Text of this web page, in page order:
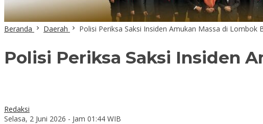
Beranda Daerah Polisi Periksa Saksi Insiden Amukan Massa di Lombok
Polisi Periksa Saksi Insiden
Redaksi
Selasa, 2 Juni 2026 - Jam 01:44 WIB